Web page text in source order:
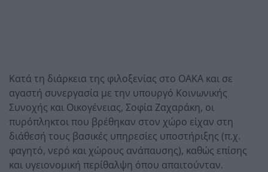
Κατά τη διάρκεια της φιλοξενίας στο ΟΑΚΑ και σε
αγαστή συνεργασία με την υπουργό Κοινωνικής
Συνοχής και Οικογένειας, Σοφία Ζαχαράκη, οι
πυρόπληκτοι που βρέθηκαν στον χώρο είχαν στη
διάθεσή τους βασικές υπηρεσίες υποστήριξης (π.χ.
φαγητό, νερό και χώρους ανάπαυσης), καθώς επίσης
και υγειονομική περίθαλψη όπου απαιτούνταν.